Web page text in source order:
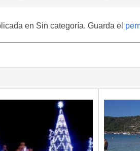
en Sin categoría. Guarda el